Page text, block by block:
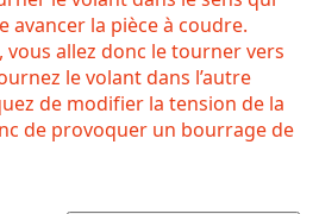
avancer la pièce à coudre.
vous allez donc le tourner vers
le volant dans l’autre
de modifier la tension de la
de provoquer un bourrage de